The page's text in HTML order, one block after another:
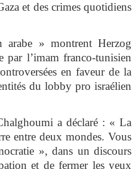
et des crimes quotidiens
» montrent Herzog
par l’imam franco-tunisien
en faveur de la
du lobby pro israélien
a déclaré : « La
entre deux mondes. Vous
», dans un discours
et de fermer les yeux